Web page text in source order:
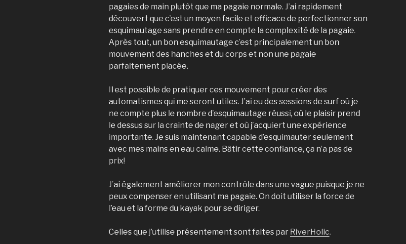
pagaies de main plutôt que ma pagaie normale. J’ai rapidement
découvert que c’est un moyen facile et efficace de perfectionner son
esquimautage sans prendre en compte la complexité de la pagaie.
Après tout, un bon esquimautage c’est principalement un bon
mouvement des hanches et du corps et non une pagaie
parfaitement placée.
Il est possible de pratiquer ces mouvement pour créer des
automatismes qui me seront utiles. J’ai eu des sessions de surf où je
ne compte plus le nombre d’esquimautage réussi, où le plaisir prend
le dessus sur la crainte de nager et où j’acquiert une expérience
importante. Je suis maintenant capable d’esquimauter seulement
avec mes mains en eau calme. Bâtir cette confiance, ça n’a pas de
prix!
J’ai également améliorer mon contrôle dans une vague puisque je ne
peux compenser en utilisant ma pagaie. On doit utiliser la force de
l’eau et la forme du kayak pour se diriger.
Celles que j’utilise présentement sont faites par RiverHolic.